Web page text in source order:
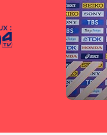
: